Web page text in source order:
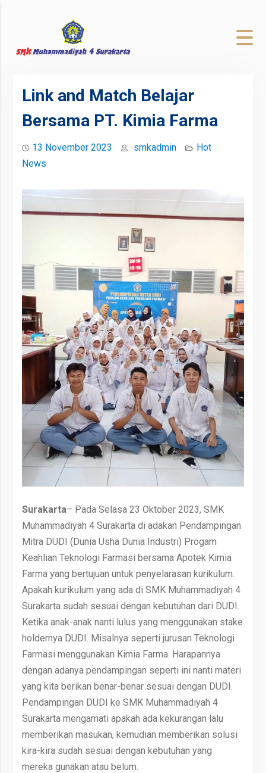
Link and Match Belajar
Bersama PT. Kimia Farma
13 November 2023 smkadmin
Hot
News
Surakarta– Pada Selasa 23 Oktober 2023, SMK
Muhammadiyah 4 Surakarta di adakan Pendampingan
Mitra DUDI (Dunia Usha Dunia Industri) Progam
Keahlian Teknologi Farmasi bersama Apotek Kimia
Farma yang bertujuan untuk penyelarasan kurikulum.
Apakah kurikulum yang ada di SMK Muhammadiyah 4
Surakarta sudah sesuai dengan kebutuhan dari DUDI.
Ketika anak-anak nanti lulus yang menggunakan stake
holdernya DUDI. Misalnya seperti jurusan Teknologi
Farmasi menggunakan Kimia Farma. Harapannya
dengan adanya pendampingan seperti ini nanti materi
yang kita berikan benar-benar sesuai dengan DUDI.
Pendampingan DUDI ke SMK Muhammadiyah 4
Surakarta mengamati apakah ada kekurangan lalu
memberikan masukan, kemudian memberikan solusi
kira-kira sudah sesuai dengan kebutuhan yang
mereka gunakan atau belum.